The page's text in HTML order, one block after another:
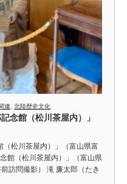
連 北陸歴史文化
念館（松川茶屋内）」
松川茶屋内）」（富山県富
館（松川茶屋内）」（富山県
訪問撮影） 滝 廉太郎（たき